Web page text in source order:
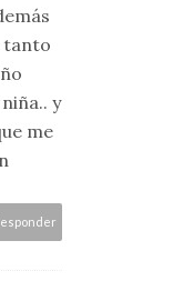
tanto
y
me